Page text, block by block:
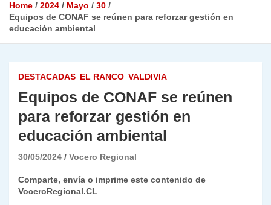
Home 2024 Mayo
30
Equipos de CONAF se reúnen para reforzar gestión en
educación ambiental
DESTACADAS EL RANCO VALDIVIA
Equipos de CONAF se reúnen
para reforzar gestión en
educación ambiental
30/05/2024 Vocero Regional
Comparte, envía o imprime este contenido de
VoceroRegional.CL